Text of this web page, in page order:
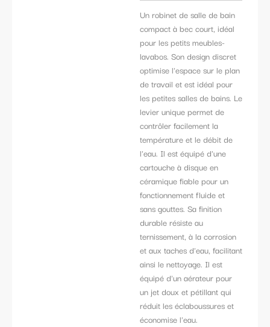
Un robinet de salle de bain
compact à bec court, idéal
pour les petits meubles-
lavabos. Son design discret
optimise l'espace sur le plan
de travail et est idéal pour
les petites salles de bains. Le
levier unique permet de
contrôler facilement la
température et le débit de
l'eau. Il est équipé d'une
cartouche à disque en
céramique fiable pour un
fonctionnement fluide et
sans gouttes. Sa finition
durable résiste au
ternissement, à la corrosion
et aux taches d'eau, facilitant
ainsi le nettoyage. Il est
équipé d'un aérateur pour
un jet doux et pétillant qui
réduit les éclaboussures et
économise l'eau.